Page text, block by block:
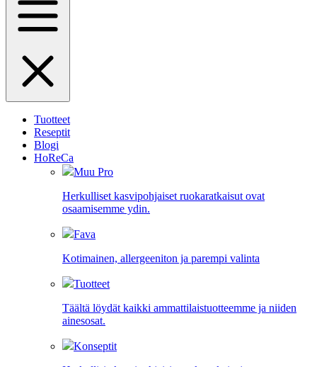
Tuotteet
Reseptit
Blogi
HoReCa
Muu Pro
Herkulliset kasvipohjaiset ruokaratkaisut ovat
osaamisemme ydin.
Fava
Kotimainen, allergeeniton ja parempi valinta
Tuotteet
Täältä löydät kaikki ammattilaistuotteemme ja niiden
ainesosat.
Konseptit